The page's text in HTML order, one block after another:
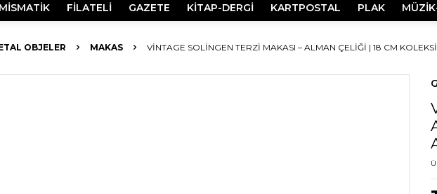
FİLATELİ GAZETE KİTAP-DERGİ KARTPOSTAL PLAK
OBJELER MAKAS VINTAGE SOLINGEN TERZI MAKASI – ALMAN ÇELIĞI | 18 CM